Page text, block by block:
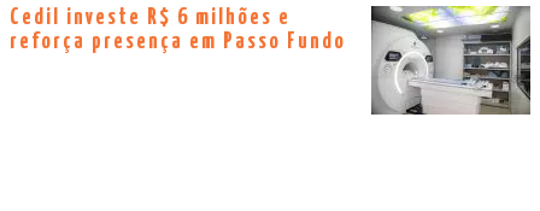
Cedil investe R$ 6 milhões e
reforça presença em Passo Fundo